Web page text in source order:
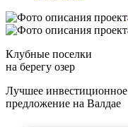
Клубные поселки
на берегу озер
Лучшее инвестиционное
предложение на Валдае